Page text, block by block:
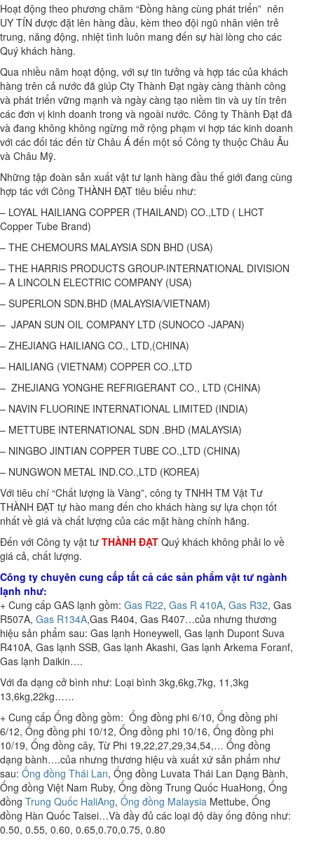
Hoạt động theo phương châm “Đồng hàng cùng phát triển” nên
UY TÍN được đặt lên hàng đầu, kèm theo đội ngũ nhân viên trẻ
trung, năng động, nhiệt tình luôn mang đến sự hài lòng cho các
Quý khách hàng.
Qua nhiều năm hoạt động, với sự tin tưởng và hợp tác của khách
hàng trên cả nước đã giúp Cty Thành Đạt ngày càng thành công
và phát triển vững mạnh và ngày càng tạo niềm tin và uy tín trên
các đơn vị kinh doanh trong và ngoài nước. Công ty Thành Đạt đã
và đang không không ngừng mở rộng phạm vi hợp tác kinh doanh
với các đối tác đến từ Châu Á đến một số Công ty thuộc Châu Âu
và Châu Mỹ.
Những tập đoàn sản xuất vật tư lạnh hàng đầu thế giới đang cùng
hợp tác với Công THÀNH ĐẠT tiêu biểu như:
– LOYAL HAILIANG COPPER (THAILAND) CO.,LTD ( LHCT
Copper Tube Brand)
– THE CHEMOURS MALAYSIA SDN BHD (USA)
– THE HARRIS PRODUCTS GROUP-INTERNATIONAL DIVISION
– A LINCOLN ELECTRIC COMPANY (USA)
– SUPERLON SDN.BHD (MALAYSIA/VIETNAM)
– JAPAN SUN OIL COMPANY LTD (SUNOCO -JAPAN)
– ZHEJIANG HAILIANG CO., LTD,(CHINA)
– HAILIANG (VIETNAM) COPPER CO.,LTD
– ZHEJIANG YONGHE REFRIGERANT CO., LTD (CHINA)
– NAVIN FLUORINE INTERNATIONAL LIMITED (INDIA)
– METTUBE INTERNATIONAL SDN .BHD (MALAYSIA)
– NINGBO JINTIAN COPPER TUBE CO.,LTD (CHINA)
– NUNGWON METAL IND.CO.,LTD (KOREA)
Với tiêu chí “Chất lượng là Vàng”, công ty TNHH TM Vật Tư
THÀNH ĐẠT tự hào mang đến cho khách hàng sự lựa chọn tốt
nhất về giá và chất lượng của các mặt hàng chính hãng.
Đến với Công ty vật tư THÀNH ĐẠT Quý khách không phải lo về
giá cả, chất lượng.
Công ty chuyên cung cấp tất cả các sản phẩm vật tư ngành
lạnh như:
+ Cung cấp GAS lạnh gồm: Gas R22, Gas R 410A, Gas R32, Gas
R507A, Gas R134A,Gas R404, Gas R407…của nhưng thương
hiệu sản phẩm sau: Gas lạnh Honeywell, Gas lạnh Dupont Suva
R410A, Gas lạnh SSB, Gas lạnh Akashi, Gas lạnh Arkema Foranf,
Gas lạnh Daikin….
Với đa dạng cở bình như: Loại bình 3kg,6kg,7kg, 11,3kg
13,6kg,22kg……
+ Cung cấp Ống đồng gồm: Ống đồng phi 6/10, Ống đồng phi
6/12, Ống đồng phi 10/12, Ống đồng phi 10/16, Ống đồng phi
10/19, Ống đồng cây, Từ Phi 19,22,27,29,34,54,… Ống đồng
dạng bành….của nhưng thương hiệu và xuất xứ sản phẩm như
sau: Ống đồng Thái Lan, Ống đồng Luvata Thái Lan Dạng Bành,
Ống đồng Việt Nam Ruby, Ống đồng Trung Quốc HuaHong, Ống
đồng Trung Quốc HaliAng, Ống đồng Malaysia Mettube, Ống
đồng Hàn Quốc Taisei…Và đầy đủ các loại độ dày ống đông như:
0.50, 0.55, 0.60, 0.65,0.70,0.75, 0.80